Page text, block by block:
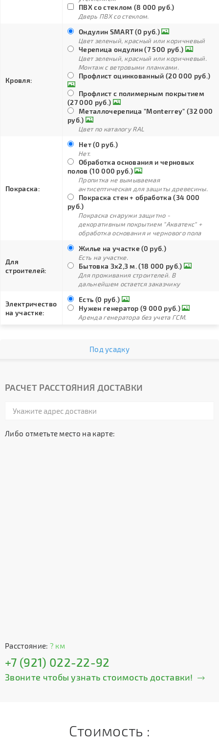
ПВХ со стеклом (8 000 руб.)
Дверь ПВХ со стеклом.
Кровля:
Ондулин SMART (0 руб.)
Цвет зеленый, красный или коричневый
Черепица ондулин (7 500 руб.)
Цвет зеленый, красный или коричневый.
Монтаж с ветровыми планками.
Профлист оцинкованный (20 000 руб.)
Профлист с полимерным покрытием
(27 000 руб.)
Металлочерепица "Monterrey" (32 000
руб.)
Цвет по каталогу RAL
Покраска:
Нет (0 руб.)
Нет.
Обработка основания и черновых
полов (10 000 руб.)
Пропитка не вымываемая
антисептическая для защиты древесины.
Покраска стен + обработка (34 000
руб.)
Покраска снаружи защитно -
декоративным покрытием "Акватекс" +
обработка основания и чернового пола
Для
строителей:
Жилье на участке (0 руб.)
Есть на участке.
Бытовка 3х2,3 м. (18 000 руб.)
Для проживания строителей. В
дальнейшем остается заказчику
Электричество
на участке:
Есть (0 руб.)
Нужен генератор (9 000 руб.)
Аренда генератора без учета ГСМ.
Под усадку
РАСЧЕТ РАССТОЯНИЯ ДОСТАВКИ
Либо отметьте место на карте:
Расстояние: ? км
+7 (921) 022-22-92
Звоните чтобы узнать стоимость доставки!
Стоимость :